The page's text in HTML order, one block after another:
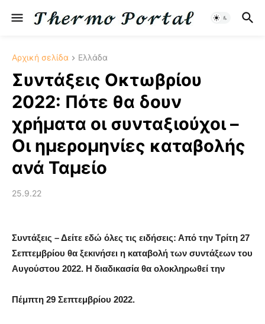
Αρχική σελίδα Ελλάδα
Συντάξεις Οκτωβρίου
2022: Πότε θα δουν
χρήματα οι συνταξιούχοι –
Οι ημερομηνίες καταβολής
ανά Ταμείο
25.9.22
Συντάξεις – Δείτε εδώ όλες τις ειδήσεις: Από την Τρίτη 27
Σεπτεμβρίου θα ξεκινήσει η καταβολή των συντάξεων του
Αυγούστου 2022. Η διαδικασία θα ολοκληρωθεί την
Πέμπτη 29 Σεπτεμβρίου 2022.